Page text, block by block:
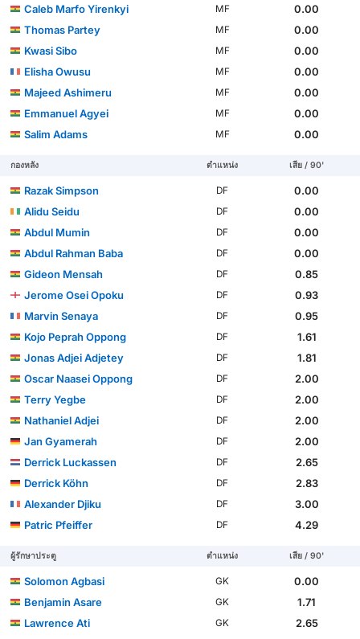
Caleb Marfo Yirenkyi
MF
0.00
Thomas Partey
MF
0.00
Kwasi Sibo
MF
0.00
Elisha Owusu
MF
0.00
Majeed Ashimeru
MF
0.00
Emmanuel Agyei
MF
0.00
Salim Adams
MF 0.00
กองหลัง ตำแหน่ง เสีย / 90'
Razak Simpson DF
0.00
Alidu Seidu
DF
0.00
Abdul Mumin
DF
0.00
Abdul Rahman Baba
DF
0.00
Gideon Mensah
DF
0.85
Jerome Osei Opoku
DF
0.93
Marvin Senaya
DF
0.95
Kojo Peprah Oppong
DF
1.61
Jonas Adjei Adjetey
DF
1.81
Oscar Naasei Oppong
DF
2.00
Terry Yegbe
DF
2.00
Nathaniel Adjei
DF
2.00
Jan Gyamerah
DF
2.00
Derrick Luckassen
DF
2.65
Derrick Köhn
DF
2.83
Alexander Djiku
DF
3.00
Patric Pfeiffer
DF 4.29
ผู้รักษาประตู ตำแหน่ง เสีย / 90'
Solomon Agbasi GK
0.00
Benjamin Asare
GK
1.71
Lawrence Ati
GK 2.65